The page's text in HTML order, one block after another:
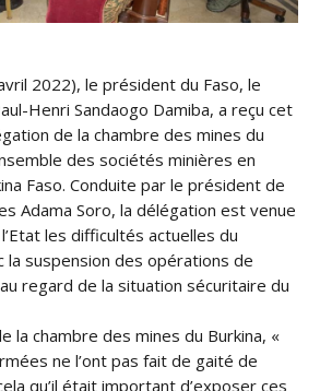
2022), le président du Faso, le
Henri Sandaogo Damiba, a reçu cet
de la chambre des mines du
des sociétés minières en
Faso. Conduite par le président de
Adama Soro, la délégation est venue
les difficultés actuelles du
la suspension des opérations de
regard de la situation sécuritaire du
la chambre des mines du Burkina, «
ne l’ont pas fait de gaité de
qu’il était important d’exposer ces